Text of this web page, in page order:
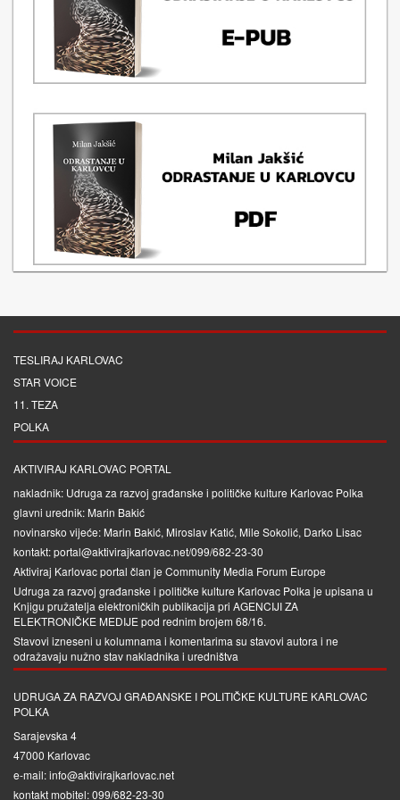
TESLIRAJ KARLOVAC
STAR VOICE
11. TEZA
POLKA
AKTIVIRAJ KARLOVAC PORTAL
nakladnik: Udruga za razvoj građanske i političke kulture Karlovac Polka
glavni urednik: Marin Bakić
novinarsko vijeće: Marin Bakić, Miroslav Katić, Mile Sokolić, Darko Lisac
kontakt: portal@aktivirajkarlovac.net/099/682-23-30
Aktiviraj Karlovac portal član je Community Media Forum Europe
Udruga za razvoj građanske i političke kulture Karlovac Polka je upisana u
Knjigu pružatelja elektroničkih publikacija pri AGENCIJI ZA
ELEKTRONIČKE MEDIJEpod rednim brojem 68/16.
Stavovi izneseni u kolumnama i komentarima su stavovi autora i ne
odražavaju nužno stav nakladnika i uredništva
UDRUGA ZA RAZVOJ GRAĐANSKE I POLITIČKE KULTURE KARLOVAC
POLKA
Sarajevska 4
47000 Karlovac
e-mail: info@aktivirajkarlovac.net
kontakt mobitel: 099/682-23-30